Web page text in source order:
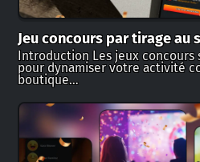
Jeu concours par tirage au
Introduction Les jeux
pour dynamiser votre activité
boutique…